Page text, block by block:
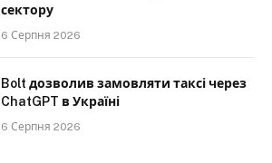
сектору
6 Серпня 2026
Bolt дозволив замовляти таксі через
ChatGPT в Україні
6 Серпня 2026